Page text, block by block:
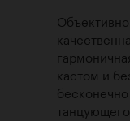
кастом и